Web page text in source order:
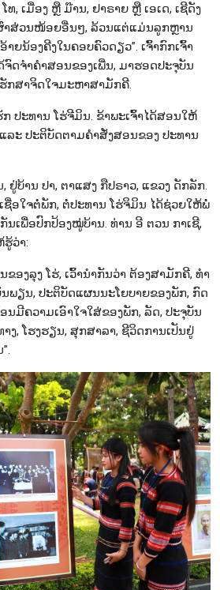
ທ, ເມື່ອງ ຫຼື ມ໊ານ, ຢາ​ຣາ​ຍ ຫຼື ເອ​ເດ, ເຊີ​ດັງ
າ​ສ່ວນ​ໜ້ອຍ​ອື່ນໆ, ລ້ວນ​ແຕ່ແມ່ນລູກຫຼານ
ຍ​ນ້ອງຄີງ​ໃນ​ຄອບ​ຄົວ​ດຽວ”. ເຈົ້າກົກເຈົ້າ​
ຈົດ​ຈຳ​ຄຳ​​ສອນ​ຂອງ​ເພີ່ນ, ​ມາ​ຮອດ​ປະ​ຈຸ​ບັນ
ກ​ສາຈິ​ດ​ໃຈ​ມະ​ຫາ​ສາ​ມັກ​ຄີ​.
ປ​ະ​ທານ ໂຮ່​ຈີ​ມິນ. ຂ້າ​ພະ​ເຈົ້າ​ໄດ້​ສອນ​ໃຫ້​
ລະ ປະ​ຕິ​ບັດ​ຕາ​ມ​ຄຳ​ສັ່ງ​ສອນ​ຂອງ​ ປະ​ທານ
, ຢູ່ບ້ານ ປາ, ຕາ​ແສງ ກື​ປ​ຣາວ, ແຂວງ ດັກ​ລັກ.
ຊື່ອ​ໃຈ​ຕໍ່​ພັກ, ຕໍ່​ປະ​ທານ ໂຮ່​ຈິ​ມິນ ໄດ້​ຊ່ວຍ​ໃຫ້​ພໍ່​
ເພື່ອ​ປົກ​ປ້ອງໝູ່ບ້ານ​. ທ່ານ ອີ ຕວນ ກາ​ເຊີ,
ວ່າ:
ອງ​ລຸງ ໂຮ່, ເວົ້າ​ນຳ​ກັນ​ວ່າ ຕ້ອງ​ສາ​ມັກ​ຄີ, ທຳ​
ຽນ​, ປະ​ຕິ​ບັດ​ແຜນ​ນະ​ໂຍ​ບາຍ​ຂອງ​ພັກ, ກົດ​
ນ​ມີ​ຄວາມ​ເອົາ​ໃຈ​ໃສ່​ຂອງ​ພັກ, ລັດ, ປະ​ຈຸ​ບັນ​
ງ, ໂຮງ​ຮຽນ, ສຸກ​ສາ​ລາ, ຊີ​ວິດ​ການ​ເປັນ​ຢູ່​